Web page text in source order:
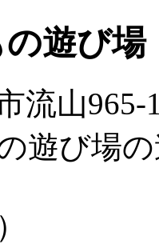
遊び場
流山965-
遊び場の